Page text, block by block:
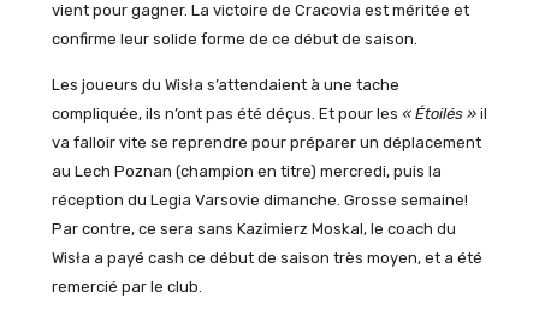
vient pour gagner. La victoire de Cracovia est méritée et
confirme leur solide forme de ce début de saison.
Les joueurs du Wisła s’attendaient à une tache
compliquée, ils n’ont pas été déçus. Et pour les « Étoilés »il
va falloir vite se reprendre pour préparer un déplacement
au Lech Poznan (champion en titre) mercredi, puis la
réception du Legia Varsovie dimanche. Grosse semaine!
Par contre, ce sera sans Kazimierz Moskal, le coach du
Wisła a payé cash ce début de saison très moyen, et a été
remercié par le club.